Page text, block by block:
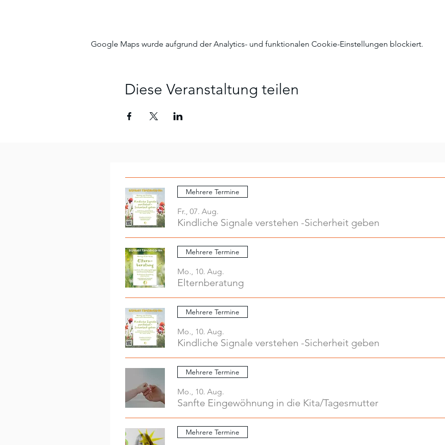
Google Maps wurde aufgrund der Analytics- und funktionalen Cookie-Einstellungen blockiert.
Diese Veranstaltung teilen
Mehrere Termine
Fr., 07. Aug.
Kindliche Signale verstehen -Sicherheit geben
Mehrere Termine
Mo., 10. Aug.
Elternberatung
Mehrere Termine
Mo., 10. Aug.
Kindliche Signale verstehen -Sicherheit geben
Mehrere Termine
Mo., 10. Aug.
Sanfte Eingewöhnung in die Kita/Tagesmutter
Mehrere Termine